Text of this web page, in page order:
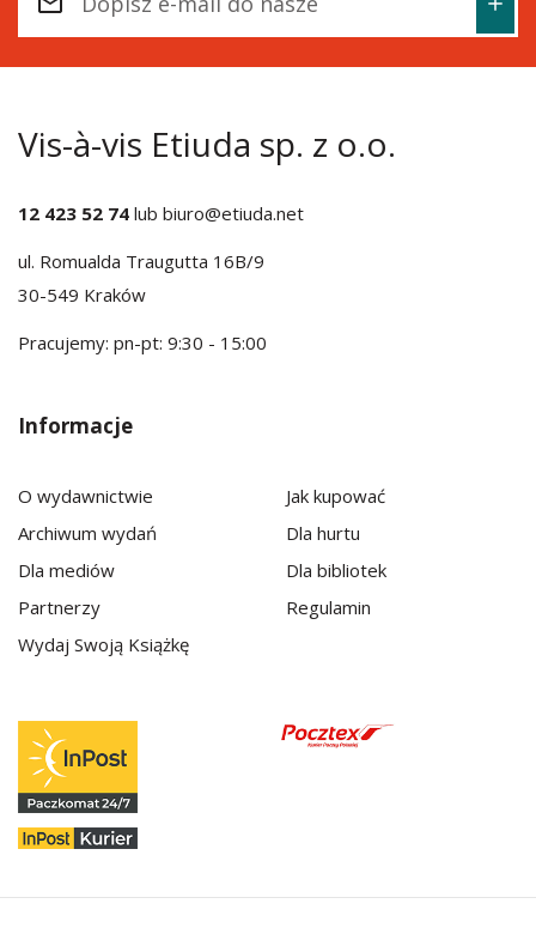
Vis-à-vis Etiuda sp. z o.o.
12 423 52 74 lub biuro@etiuda.net
ul. Romualda Traugutta 16B/9
30-549 Kraków
Pracujemy: pn-pt: 9:30 - 15:00
Informacje
O wydawnictwie
Archiwum wydań
Dla mediów
Partnerzy
Wydaj Swoją Książkę
Jak kupować
Dla hurtu
Dla bibliotek
Regulamin